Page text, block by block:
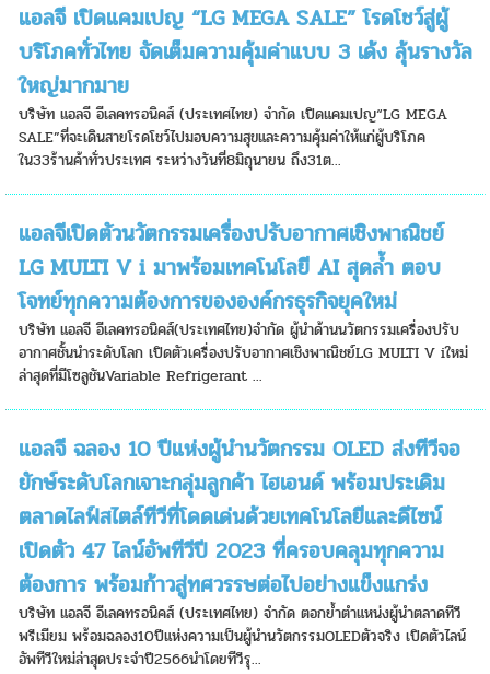
แอลจี เปิดแคมเปญ “LG MEGA SALE” โรดโชว์สู่ผู้
บริโภคทั่วไทย จัดเต็มความคุ้มค่าแบบ 3 เด้ง ลุ้นรางวัล
ใหญ่มากมาย
บริษัท แอลจี อีเลคทรอนิคส์ (ประเทศไทย) จำกัด เปิดแคมเปญ“LG MEGA
SALE”ที่จะเดินสายโรดโชว์ไปมอบความสุขและความคุ้มค่าให้แก่ผู้บริโภค
ใน33ร้านค้าทั่วประเทศ ระหว่างวันที่8มิถุนายน ถึง31ต...
แอลจีเปิดตัวนวัตกรรมเครื่องปรับอากาศเชิงพาณิชย์
LG MULTI V i มาพร้อมเทคโนโลยี AI สุดล้ำ ตอบ
โจทย์ทุกความต้องการขององค์กรธุรกิจยุคใหม่
บริษัท แอลจี อีเลคทรอนิคส์(ประเทศไทย)จำกัด ผู้นำด้านนวัตกรรมเครื่องปรับ
อากาศชั้นนำระดับโลก เปิดตัวเครื่องปรับอากาศเชิงพาณิชย์LG MULTI V iใหม่
ล่าสุดที่มีโซลูชันVariable Refrigerant ...
แอลจี ฉลอง 10 ปีแห่งผู้นำนวัตกรรม OLED ส่งทีวีจอ
ยักษ์ระดับโลกเจาะกลุ่มลูกค้า ไฮเอนด์ พร้อมประเดิม
ตลาดไลฟ์สไตล์ทีวีที่โดดเด่นด้วยเทคโนโลยีและดีไซน์
เปิดตัว 47 ไลน์อัพทีวีปี 2023 ที่ครอบคลุมทุกความ
ต้องการ พร้อมก้าวสู่ทศวรรษต่อไปอย่างแข็งแกร่ง
บริษัท แอลจี อีเลคทรอนิคส์ (ประเทศไทย) จำกัด ตอกย้ำตำแหน่งผู้นำตลาดทีวี
พรีเมียม พร้อมฉลอง10ปีแห่งความเป็นผู้นำนวัตกรรมOLEDตัวจริง เปิดตัวไลน์
อัพทีวีใหม่ล่าสุดประจำปี2566นำโดยทีวีรุ...